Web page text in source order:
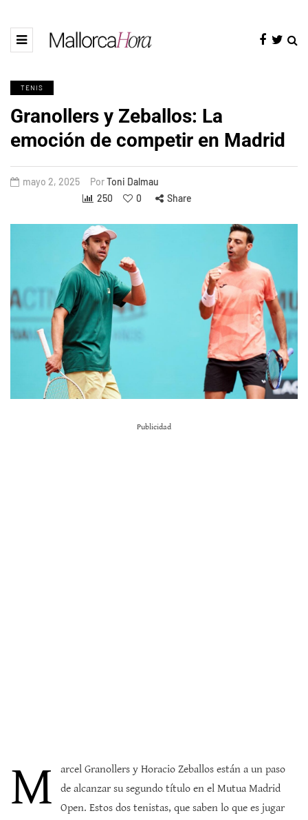
TENIS
Granollers y Zeballos: La
emoción de competir en Madrid
mayo 2, 2025 PorToni Dalmau
250
0 Share
Publicidad
M
arcel Granollers y Horacio Zeballos están a un paso
de alcanzar su segundo título en el Mutua Madrid
Open. Estos dos tenistas, que saben lo que es jugar